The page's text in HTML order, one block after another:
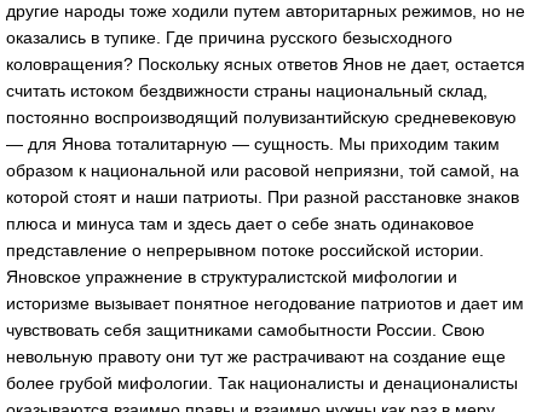
другие народы тоже ходили путем авторитарных режимов, но не
оказались в тупике. Где причина русского безысходного
коловращения? Поскольку ясных ответов Янов не дает, остается
считать истоком бездвижности страны национальный склад,
постоянно воспроизводящий полувизантийскую средневековую
— для Янова тоталитарную — сущность. Мы приходим таким
образом к национальной или расовой неприязни, той самой, на
которой стоят и наши патриоты. При разной расстановке знаков
плюса и минуса там и здесь дает о себе знать одинаковое
представление о непрерывном потоке российской истории.
Яновское упражнение в структуралистской мифологии и
историзме вызывает понятное негодование патриотов и дает им
чувствовать себя защитниками самобытности России. Свою
невольную правоту они тут же растрачивают на создание еще
более грубой мифологии. Так националисты и денационалисты